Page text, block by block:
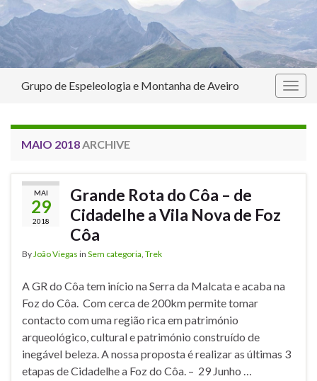
Grupo de Espeleologia e Montanha de Aveiro
MAIO 2018 ARCHIVE
MAI
29
2018
Grande Rota do Côa – de
Cidadelhe a Vila Nova de Foz
Côa
By João Viegas in Sem categoria Trek
A GR do Côa tem início na Serra da Malcata e acaba na
Foz do Côa. Com cerca de 200km permite tomar
contacto com uma região rica em património
arqueológico, cultural e património construído de
inegável beleza. A nossa proposta é realizar as últimas 3
etapas de Cidadelhe a Foz do Côa. – 29 Junho …